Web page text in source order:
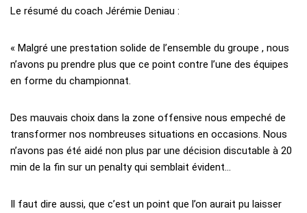
Le résumé du coach Jérémie Deniau :
« Malgré une prestation solide de l’ensemble du groupe , nous
n’avons pu prendre plus que ce point contre l’une des équipes
en forme du championnat.
Des mauvais choix dans la zone offensive nous empeché de
transformer nos nombreuses situations en occasions. Nous
n’avons pas été aidé non plus par une décision discutable à 20
min de la fin sur un penalty qui semblait évident…
Il faut dire aussi, que c’est un point que l’on aurait pu laisser